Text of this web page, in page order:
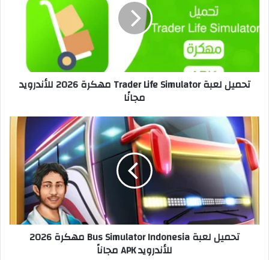
تحميل لعبة Trader Life Simulator مهكرة 2026 للأندرويد
مجانًا
تحميل لعبة Bus Simulator Indonesia مهكرة 2026
للأندرويد APK مجاناً